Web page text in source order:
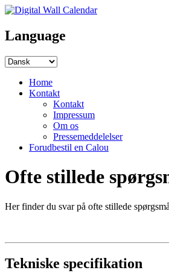
Language
Home
Kontakt
Kontakt
Impressum
Om os
Pressemeddelelser
Forudbestil en Calou
Ofte stillede
Her finder du svar på ofte stillede
Tekniske specifikation